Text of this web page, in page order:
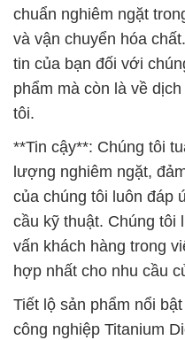
chuẩn nghiêm ngặt
và vận chuyển hóa
tin của bạn đối với
phẩm mà còn là về
tôi.
**Tin cậy**: Chúng tôi
lượng nghiêm ngặt,
của chúng tôi luôn đáp
cầu kỹ thuật. Chúng tôi
vấn khách hàng trong
hợp nhất cho nhu cầu
Tiết lộ sản phẩm nổi
công nghiệp Titanium